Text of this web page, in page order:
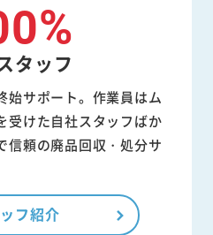
タッフ
始サポート。作業員はム
受けた自社スタッフばか
信頼の廃品回収・処分サ
フ紹介